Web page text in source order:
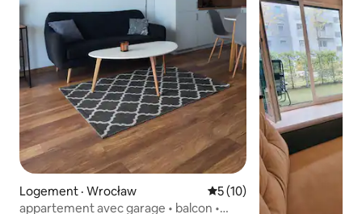
Logement · Wrocław Note moyenne de 5 sur 5,
5 (10)
appartement avec garage • balcon •